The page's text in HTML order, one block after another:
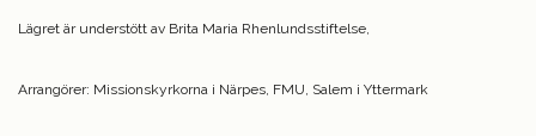
Lägret är understött av Brita Maria Rhenlundsstiftelse,
Arrangörer: Missionskyrkorna i Närpes, FMU, Salem i Yttermark